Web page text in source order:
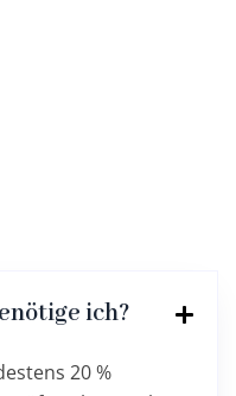
ich?
20 %